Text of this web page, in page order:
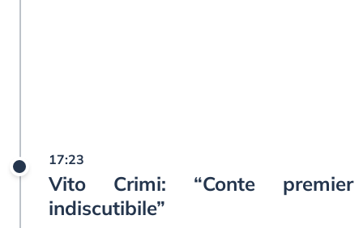
17:23
Vito Crimi: “Conte premier
indiscutibile”